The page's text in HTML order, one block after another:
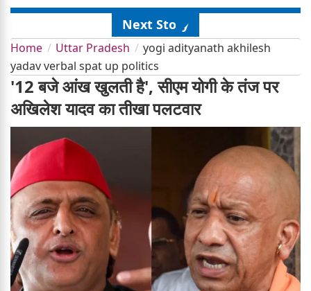
Next Story
Home Uttar Pradesh
yogi adityanath akhilesh
yadav verbal spat up politics
'12 बजे आंख खुलती है', सीएम योगी के तंज पर
अखिलेश यादव का तीखा पलटवार